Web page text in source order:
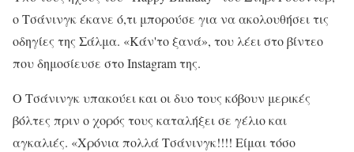
ο Τσάνινγκ έκανε ό,τι μπορούσε για να ακολουθήσει τις
οδηγίες της Σάλμα. «Κάν'το ξανά», του λέει στο βίντεο
που δημοσίευσε στο Instagram της.
Ο Τσάνινγκ υπακούει και οι δυο τους κόβουν μερικές
βόλτες πριν ο χορός τους καταλήξει σε γέλιο και
αγκαλιές. «Χρόνια πολλά Τσάνινγκ!!!! Είμαι τόσο